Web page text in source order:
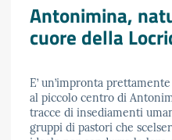
Antonimina,
cuore della
E’ un’impronta
al piccolo centro di
tracce di insediamenti
gruppi di pastori che